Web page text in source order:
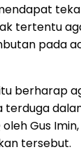
tertentu
pada
berharap
terduga
Gus
tersebut.